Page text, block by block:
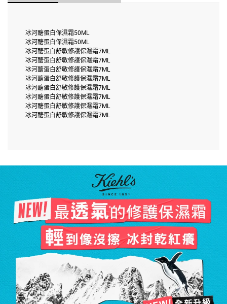
冰河醣蛋白保濕霜50ML
冰河醣蛋白保濕霜50ML
冰河醣蛋白舒敏修護保濕霜7ML
冰河醣蛋白舒敏修護保濕霜7ML
冰河醣蛋白舒敏修護保濕霜7ML
冰河醣蛋白舒敏修護保濕霜7ML
冰河醣蛋白舒敏修護保濕霜7ML
冰河醣蛋白舒敏修護保濕霜7ML
冰河醣蛋白舒敏修護保濕霜7ML
冰河醣蛋白舒敏修護保濕霜7ML
NEW!最透氣的修護保濕霜
輕到像沒擦 冰封乾紅癢